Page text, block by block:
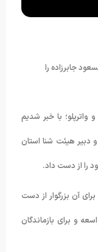
جابرزاده را
با خبر شدیم
دبیر هیئت شنا استان
را از دست داد.
آن بزرگوار از دست
و برای بازماندگان